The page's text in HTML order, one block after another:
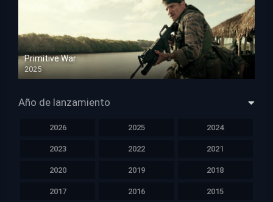
Primitive War
2025
HD 1080p
Año de lanzamiento
2026 2025 2024
2023 2022 2021
2020 2019 2018
2017 2016 2015